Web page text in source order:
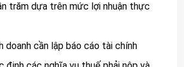
trăm dựa trên mức lợi nhuận thực
doanh cần lập báo cáo tài chính